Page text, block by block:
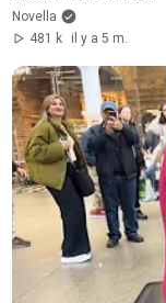
Novella
481 k
il y a 5 m.